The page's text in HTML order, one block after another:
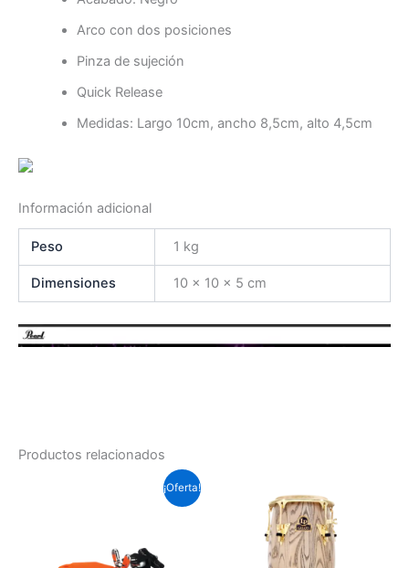
Arco con dos posiciones
Pinza de sujeción
Quick Release
Medidas: Largo 10cm, ancho 8,5cm, alto 4,5cm
Información adicional
Peso 1 kg
Dimensiones 10 × 10 × 5 cm
Productos relacionados
¡Oferta!
S/.107.0.
El
precio